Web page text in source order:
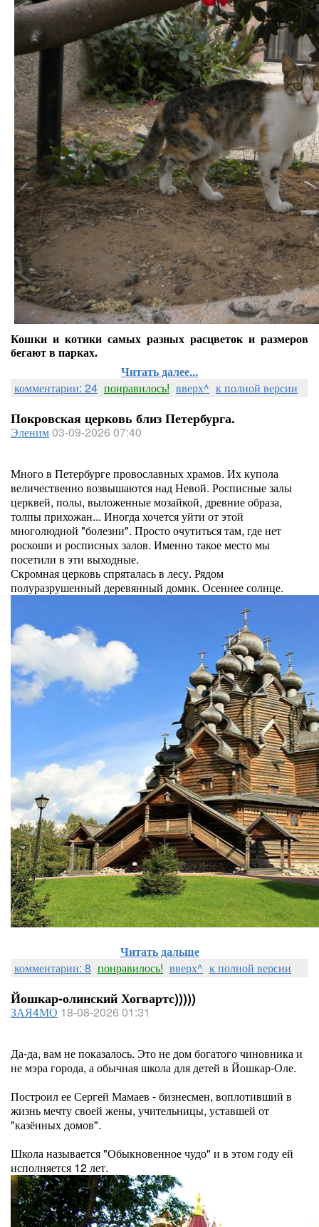
Кошки и котики самых разных расцветок и размеров
бегают в парках.
Читать далее...
комментарии: 24 понравилось! вверх^ к полной версии
Покровская церковь близ Петербурга.
Эленим03-09-2026 07:40
Много в Петербурге провославных храмов. Их купола
величественно возвышаются над Невой. Росписные залы
церквей, полы, выложенные мозайкой, древние образа,
толпы прихожан... Иногда хочется уйти от этой
многолюдной "болезни". Просто очутиться там, где нет
роскоши и росписных залов. Именно такое место мы
посетили в эти выходные.
Скромная церковь спряталась в лесу. Рядом
полуразрушенный деревянный домик. Осеннее солнце.
Читать дальше
комментарии: 8 понравилось! вверх^ к полной версии
Йошкар-олинский Хогвартс)))))
ЗАЯ4МО 18-08-2026 01:31
Да-да, вам не показалось. Это не дом богатого чиновника и
не мэра города, а обычная школа для детей в Йошкар-Оле.
Построил ее Сергей Мамаев - бизнесмен, воплотивший в
жизнь мечту своей жены, учительницы, уставшей от
"казённых домов".
Школа называется "Обыкновенное чудо" и в этом году ей
исполняется 12 лет.